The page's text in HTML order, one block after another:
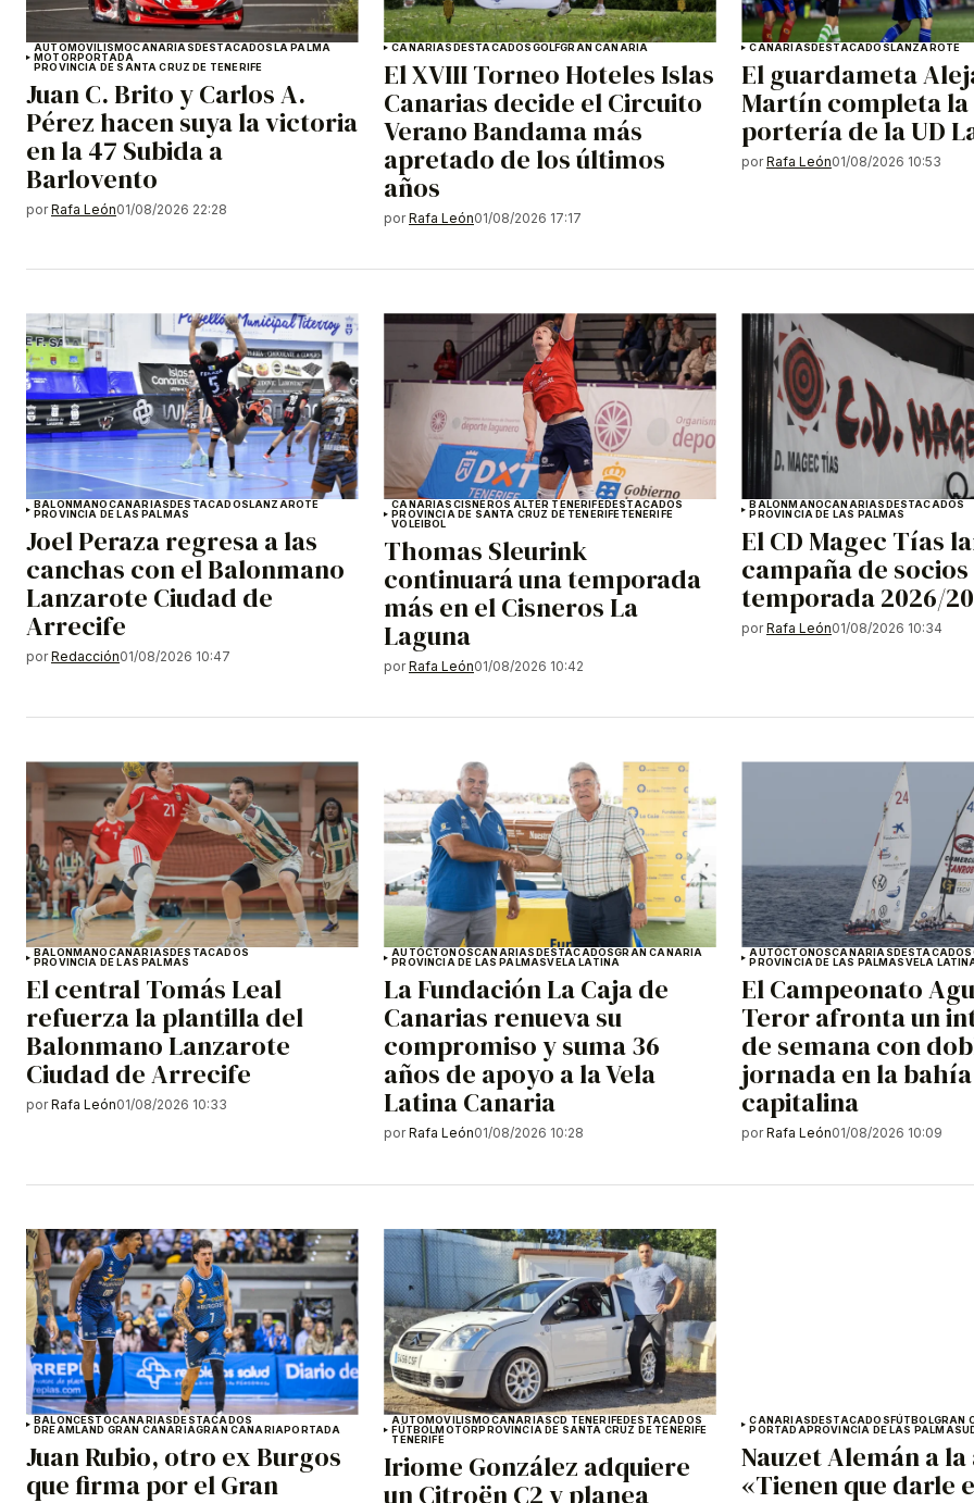
AUTOMOVILISMOCANARIASDESTACADOSLA PALMA
MOTORPORTADA
PROVINCIA DE SANTA CRUZ DE TENERIFE
Juan C. Brito y Carlos A.
Pérez hacen suya la victoria
en la 47 Subida a
Barlovento
por Rafa León01/08/2026 22:28
CANARIASDESTACADOSGOLFGRAN CANARIA
El XVIII Torneo Hoteles Islas
Canarias decide el Circuito
Verano Bandama más
apretado de los últimos
años
por Rafa León01/08/2026 17:17
CANARIASDESTACADOSLANZAROTE
El guardameta
Martín completa la
portería de la UD
por Rafa León01/08/2026 10:53
BALONMANOCANARIASDESTACADOSLANZAROTE
PROVINCIA DE LAS PALMAS
Joel Peraza regresa a las
canchas con el Balonmano
Lanzarote Ciudad de
Arrecife
por Redacción01/08/2026 10:47
CANARIASCISNEROS ALTER TENERIFEDESTACADOS
PROVINCIA DE SANTA CRUZ DE TENERIFETENERIFE
VOLEIBOL
Thomas Sleurink
continuará una temporada
más en el Cisneros La
Laguna
por Rafa León01/08/2026 10:42
BALONMANOCANARIASDESTACADOS
PROVINCIA DE LAS PALMAS
El CD Magec Tías
campaña de
temporada 2026/
por Rafa León01/08/2026 10:34
BALONMANOCANARIAS DESTACADOS
PROVINCIA DE LAS PALMAS
El central Tomás Leal
refuerza la plantilla del
Balonmano Lanzarote
Ciudad de Arrecife
por Rafa León01/08/2026 10:33
AUTÓCTONOSCANARIAS DESTACADOSGRAN CANARIA
PROVINCIA DE LAS PALMASVELA LATINA
La Fundación La Caja de
Canarias renueva su
compromiso y suma 36
años de apoyo a la Vela
Latina Canaria
por Rafa León01/08/2026 10:28
AUTÓCTONOSCANARIAS DESTACADOS
PROVINCIA DE LAS PALMASVELA
El Campeonato
Teror afronta un
de semana con
jornada en la bahía
capitalina
por Rafa León01/08/2026 10:09
BALONCESTOCANARIASDESTACADOS
DREAMLAND GRAN CANARIAGRAN CANARIAPORTADA
Juan Rubio, otro ex Burgos
que firma por el Gran
AUTOMOVILISMOCANARIASCD TENERIFEDESTACADOS
FÚTBOLMOTORPROVINCIA DE SANTA CRUZ DE TENERIFE
TENERIFE
Iriome González adquiere
un Citroën C2 y planea
CANARIASDESTACADOSFÚTBOLGRAN
PORTADAPROVINCIA DE LAS PALMAS
Nauzet Alemán a
«Tienen que darle